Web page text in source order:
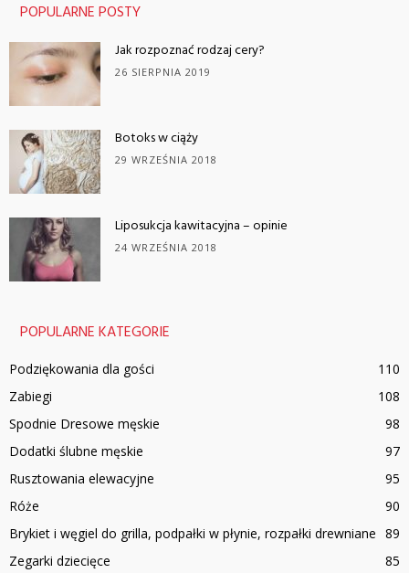
POPULARNE POSTY
Jak rozpoznać rodzaj cery?
26 SIERPNIA 2019
Botoks w ciąży
29 WRZEŚNIA 2018
Liposukcja kawitacyjna – opinie
24 WRZEŚNIA 2018
POPULARNE KATEGORIE
Podziękowania dla gości
110
Zabiegi
108
Spodnie Dresowe męskie
98
Dodatki ślubne męskie
97
Rusztowania elewacyjne
95
Róże
90
Brykiet i węgiel do grilla, podpałki w płynie, rozpałki drewniane 89
Zegarki dziecięce
85